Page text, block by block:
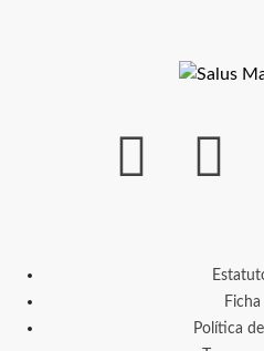
Ficha
Política